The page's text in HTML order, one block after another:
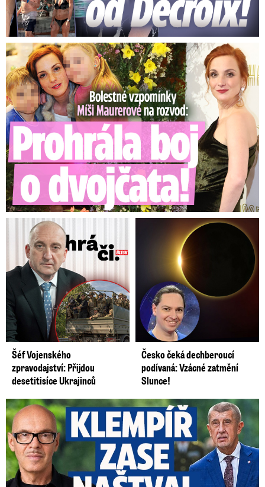
Bolestné vzpomínky Míši Maurerové: Prohrála boj o dvojčata!
Šéf Vojenského
zpravodajství: Přijdou
desetitisíce Ukrajinců
Česko čeká dechberoucí
podívaná: Vzácné zatmění
Slunce!
Umělci tepou Klempíře: „Zcela nepřijatelné.“